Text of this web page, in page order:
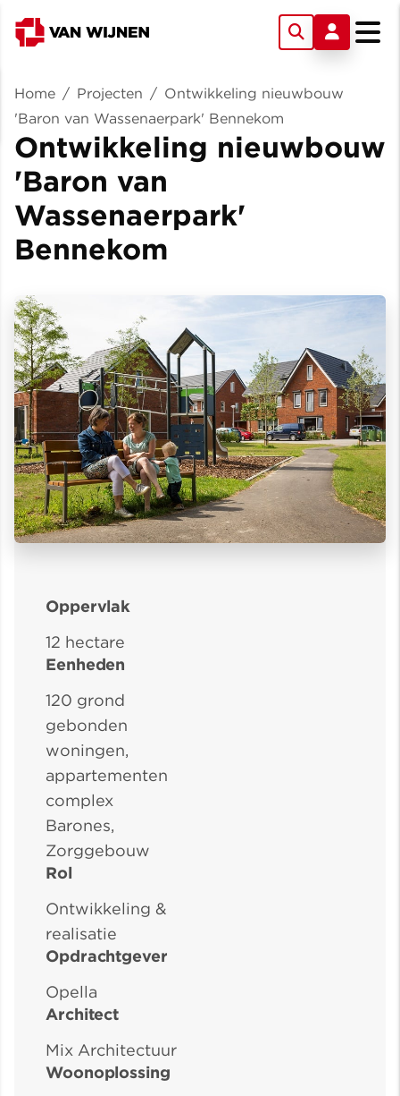
Home / Projecten / Ontwikkeling nieuwbouw
'Baron van Wassenaerpark' Bennekom
Ontwikkeling nieuwbouw
'Baron van
Wassenaerpark'
Bennekom
Oppervlak
12 hectare
Eenheden
120 grond
gebonden
woningen,
appartementen
complex
Barones,
Zorggebouw
Rol
Ontwikkeling &
realisatie
Opdrachtgever
Opella
Architect
Mix Architectuur
Woonoplossing